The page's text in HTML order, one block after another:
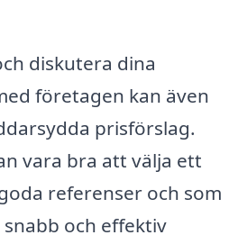
diskutera dina
företagen kan även
prisförslag.
vara bra att välja ett
referenser och som
och effektiv